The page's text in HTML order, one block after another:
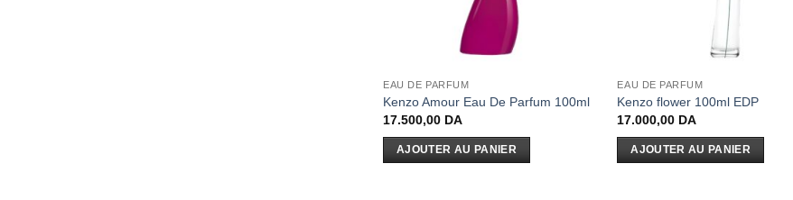
EAU DE PARFUM
Kenzo Amour Eau De Parfum 100ml
17.500,00 DA
AJOUTER AU PANIER
EAU DE PARFUM
Kenzo flower 100ml EDP
17.000,00 DA
AJOUTER AU PANIER